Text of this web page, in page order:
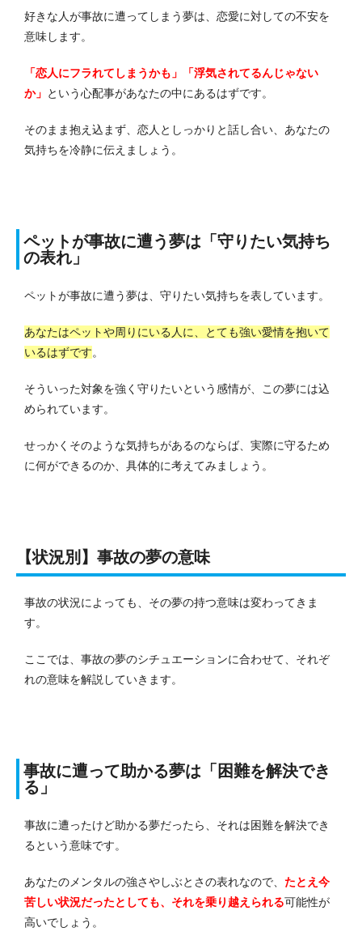
好きな人が事故に遭ってしまう夢は、恋愛に対しての不安を
意味します。
「恋人にフラれてしまうかも」「浮気されてるんじゃない
か」 という心配事があなたの中にあるはずです。
そのまま抱え込まず、恋人としっかりと話し合い、あなたの
気持ちを冷静に伝えましょう。
ペットが事故に遭う夢は「守りたい気持ち
の表れ」
ペットが事故に遭う夢は、守りたい気持ちを表しています。
あなたはペットや周りにいる人に、とても強い愛情を抱いて
いるはずです。
そういった対象を強く守りたいという感情が、この夢には込
められています。
せっかくそのような気持ちがあるのならば、実際に守るため
に何ができるのか、具体的に考えてみましょう。
【状況別】事故の夢の意味
事故の状況によっても、その夢の持つ意味は変わってきま
す。
ここでは、事故の夢のシチュエーションに合わせて、それぞ
れの意味を解説していきます。
事故に遭って助かる夢は「困難を解決でき
る」
事故に遭ったけど助かる夢だったら、それは困難を解決でき
るという意味です。
あなたのメンタルの強さやしぶとさの表れなので、 たとえ今
苦しい状況だったとしても、それを乗り越えられる可能性が
高いでしょう。